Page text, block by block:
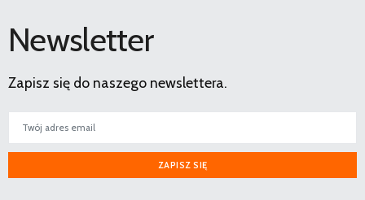
Newsletter
Zapisz się do naszego newslettera.
ZAPISZ SIĘ